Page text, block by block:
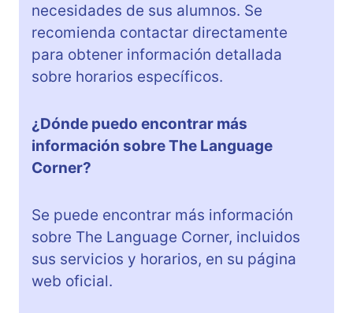
necesidades de sus alumnos. Se
recomienda contactar directamente
para obtener información detallada
sobre horarios específicos.
¿Dónde puedo encontrar más
información sobre The Language
Corner?
Se puede encontrar más información
sobre The Language Corner, incluidos
sus servicios y horarios, en su página
web oficial.